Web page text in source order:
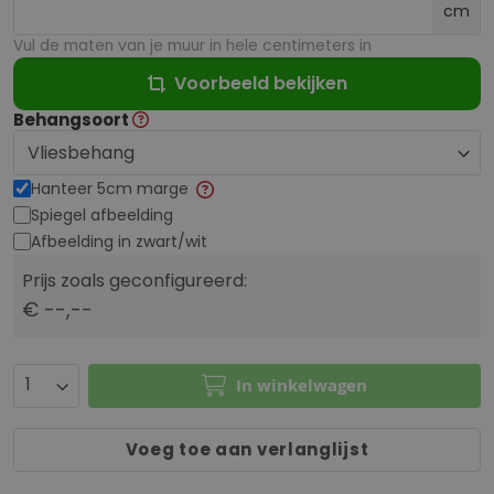
cm
Vul de maten van je muur in hele centimeters in
Voorbeeld bekijken
Behangsoort
Hanteer 5cm marge
Spiegel afbeelding
Afbeelding in zwart/wit
Prijs zoals geconfigureerd:
€ --,--
In winkelwagen
Voeg toe aan verlanglijst